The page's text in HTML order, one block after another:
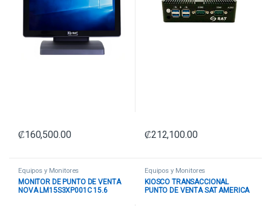
₡160,500.00 ₡212,100.00
Equipos y Monitores
MONITOR DE PUNTO DE VENTA
NOVA LM15S3XP001C 15.6
Equipos y Monitores
KIOSCO TRANSACCIONAL
PUNTO DE VENTA SAT AMERICA